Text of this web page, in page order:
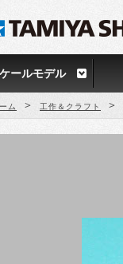
ールモデル
ム > 工作＆クラフト >